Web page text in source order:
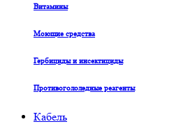
Витамины
Моющие средства
Гербициды и инсектициды
Противогололедные реагенты
Кабель